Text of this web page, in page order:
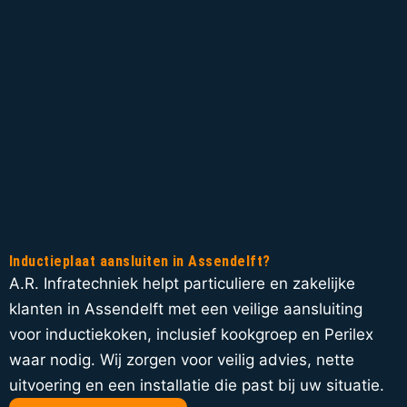
Inductieplaat aansluiten in Assendelft?
A.R. Infratechniek helpt particuliere en zakelijke
klanten in Assendelft met een veilige aansluiting
voor inductiekoken, inclusief kookgroep en Perilex
waar nodig. Wij zorgen voor veilig advies, nette
uitvoering en een installatie die past bij uw situatie.